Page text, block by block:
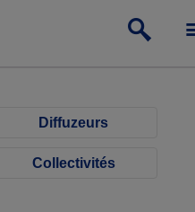
Diffuzeurs
Collectivités